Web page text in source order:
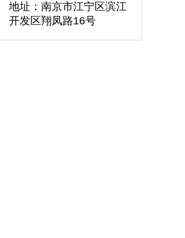
地址：南京市江宁区滨江
开发区翔凤路16号